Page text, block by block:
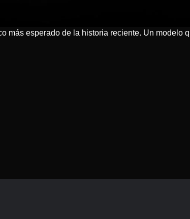
más esperado de la historia reciente. Un modelo